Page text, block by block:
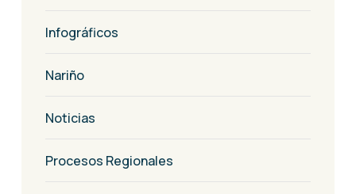
Infográficos
Nariño
Noticias
Procesos Regionales